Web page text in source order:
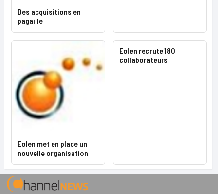
Des acquisitions en
pagaille
Eolen met en place un
nouvelle organisation
Eolen recrute 180
collaborateurs